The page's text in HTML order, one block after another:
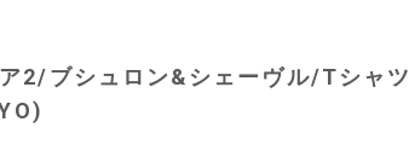
2/ブシュロン&シェーヴル/Tシャツ